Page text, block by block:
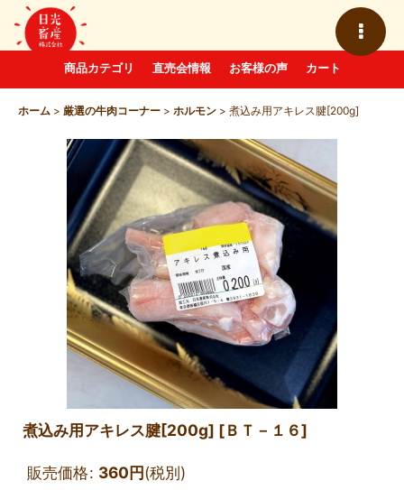
商品カテゴリ 直売会情報 お客様の声 カート
ホーム > 厳選の牛肉コーナー > ホルモン > 煮込み用アキレス腱[200g]
煮込み用アキレス腱[200g] [ＢＴ－１６]
販売価格: 360円(税別)